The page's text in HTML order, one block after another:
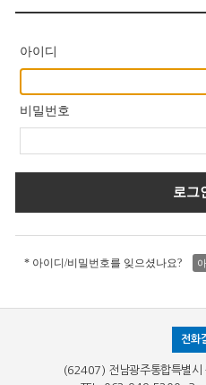
아이디
비밀번호
* 아이디/비밀번호를 잊으셨나요?
전화
(62407) 전남광주통합특별